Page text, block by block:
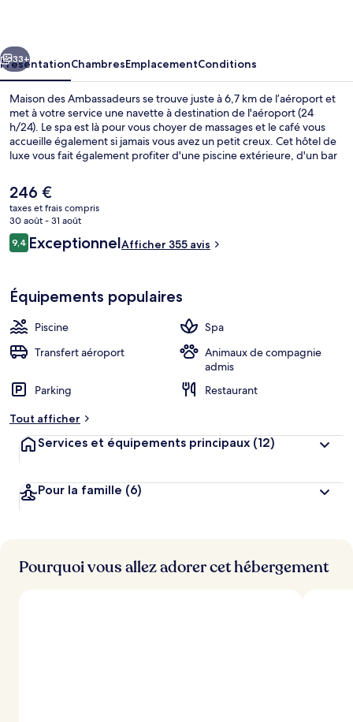
Suivant
33+
PrésentationChambresEmplacementConditions
Maison des Ambassadeurs se trouve juste à 6,7 km de l’aéroport et
met à votre service une navette à destination de l'aéroport (24
h/24). Le spa est là pour vous choyer de massages et le café vous
accueille également si jamais vous avez un petit creux. Cet hôtel de
luxe vous fait également profiter d'une piscine extérieure, d'un bar
ce qui concerne le personnel attentionné.
Le
prix
actuel
est
de
246 €
taxes et frais compris
30 août - 31 août
Avis
voyageurs
9,49,4 sur 10
ExceptionnelAfficher 355 avis
Équipements populaires
Piscine
Spa
Transfert aéroport
Animaux de compagnie
admis
Parking
Restaurant
Tout afficher
Services et équipements principaux (12)
Pour la famille (6)
Pourquoi vous allez adorer cet hébergement